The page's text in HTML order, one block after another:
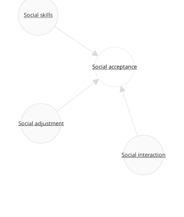
Social acceptance
Social adjustment
Social skills
Social interaction